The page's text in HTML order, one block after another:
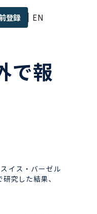
EN
登録
で報
イス・バーゼル
究した結果、